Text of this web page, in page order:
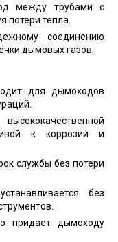
между трубами с
тепла.
соединению
дымовых газов.
для дымоходов
к коррозии и
службы без потери
без
придает дымоходу